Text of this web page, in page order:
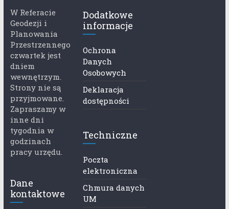
W Referacie
Geodezji i
Planowania
Przestrzennego
czwartek jest
dniem
wewnętrzym.
Strony nie są
przyjmowane.
Zapraszamy w
inne dni
tygodnia w
godzinach
pracy urzędu.
Dane
kontaktowe
Dodatkowe
informacje
Ochrona
Danych
Osobowych
Deklaracja
dostępności
Techniczne
Poczta
elektroniczna
Chmura danych
UM